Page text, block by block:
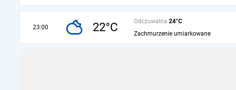
23:00 22°C Odczuwalna 24°C
Zachmurzenie umiarkowane